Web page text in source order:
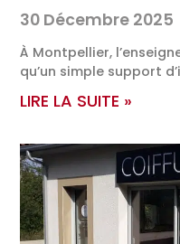
30 Décembre 2025
À Montpellier,
qu’un simple support
LIRE LA SUITE »